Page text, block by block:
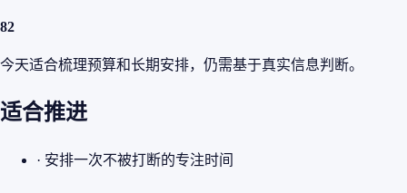
82
今天适合梳理预算和长期安排，仍需基于真实信息判断。
适合推进
· 安排一次不被打断的专注时间